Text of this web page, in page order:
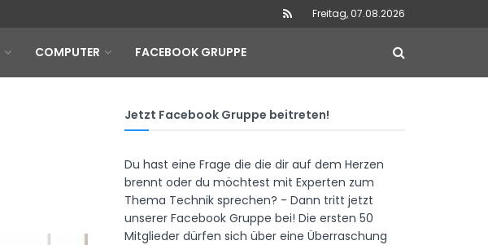
Freitag, 07.08.2026
COMPUTER FACEBOOK GRUPPE
Jetzt Facebook Gruppe beitreten!
Du hast eine Frage die die dir auf dem Herzen
brennt oder du möchtest mit Experten zum
Thema Technik sprechen? - Dann tritt jetzt
unserer Facebook Gruppe bei! Die ersten 50
Mitglieder dürfen sich über eine Überraschung